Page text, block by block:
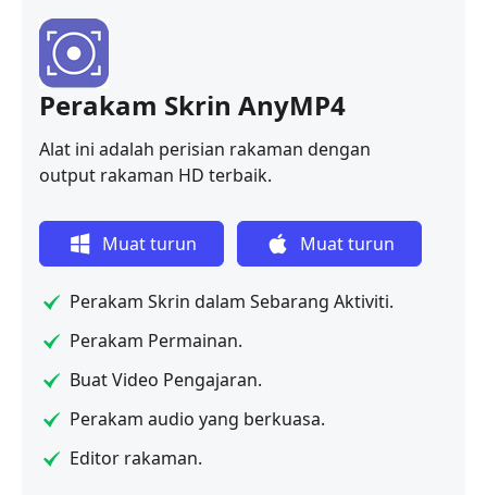
Perakam Skrin AnyMP4
Alat ini adalah perisian rakaman dengan
output rakaman HD terbaik.
Muat turun
Muat turun
Perakam Skrin dalam Sebarang Aktiviti.
Perakam Permainan.
Buat Video Pengajaran.
Perakam audio yang berkuasa.
Editor rakaman.